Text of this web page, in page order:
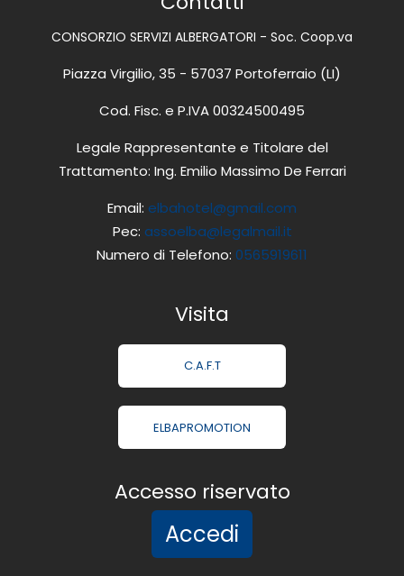
CONSORZIO SERVIZI ALBERGATORI - Soc. Coop.va
Piazza Virgilio, 35 - 57037 Portoferraio (LI)
Cod. Fisc. e P.IVA 00324500495
Legale Rappresentante e Titolare del
Trattamento: Ing. Emilio Massimo De Ferrari
Email: elbahotel@gmail.com
Pec: assoelba@legalmail.it
Numero di Telefono: 0565919611
Visita
C.A.F.T
ELBAPROMOTION
Accesso riservato
Accedi